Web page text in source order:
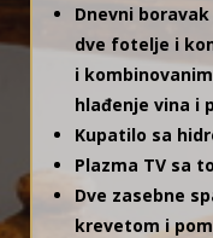
Dnevni
dve fotelje i
i
hlađenje vina i
Kupatilo sa
Plazma TV sa
Dve zasebne
krevetom i